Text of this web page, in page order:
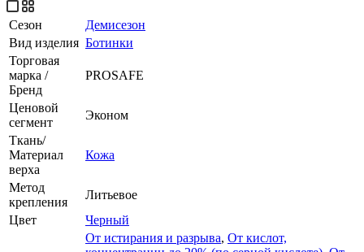
Сезон
Демисезон
Вид изделия Ботинки
Торговая
марка /
Бренд
PROSAFE
Ценовой
сегмент
Эконом
Ткань/
Материал
верха
Кожа
Метод
крепления
Литьевое
Цвет
Черный
От истирания и разрыва, От кислот,